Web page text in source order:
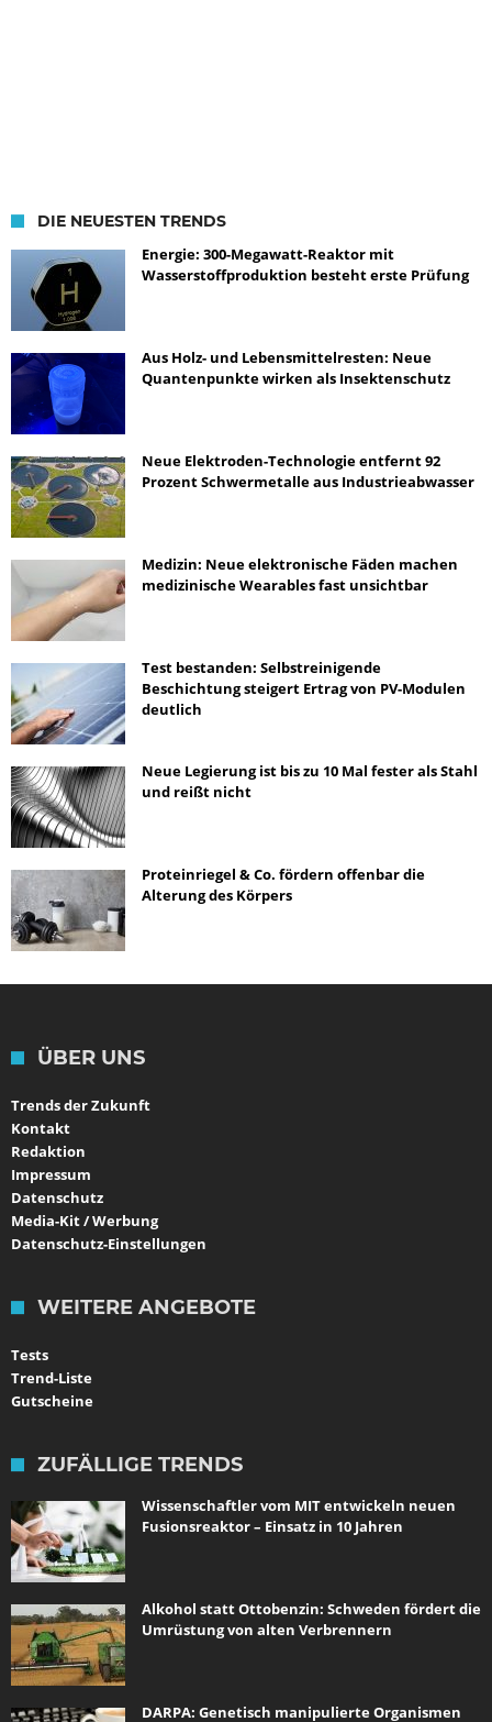
DIE NEUESTEN TRENDS
Energie: 300-Megawatt-Reaktor mit
Wasserstoffproduktion besteht erste Prüfung
Aus Holz- und Lebensmittelresten: Neue
Quantenpunkte wirken als Insektenschutz
Neue Elektroden-Technologie entfernt 92
Prozent Schwermetalle aus Industrieabwasser
Medizin: Neue elektronische Fäden machen
medizinische Wearables fast unsichtbar
Test bestanden: Selbstreinigende
Beschichtung steigert Ertrag von PV-Modulen
deutlich
Neue Legierung ist bis zu 10 Mal fester als Stahl
und reißt nicht
Proteinriegel & Co. fördern offenbar die
Alterung des Körpers
ÜBER UNS
Trends der Zukunft
Kontakt
Redaktion
Impressum
Datenschutz
Media-Kit / Werbung
Datenschutz-Einstellungen
WEITERE ANGEBOTE
Tests
Trend-Liste
Gutscheine
ZUFÄLLIGE TRENDS
Wissenschaftler vom MIT entwickeln neuen
Fusionsreaktor – Einsatz in 10 Jahren
Alkohol statt Ottobenzin: Schweden fördert die
Umrüstung von alten Verbrennern
DARPA: Genetisch manipulierte Organismen